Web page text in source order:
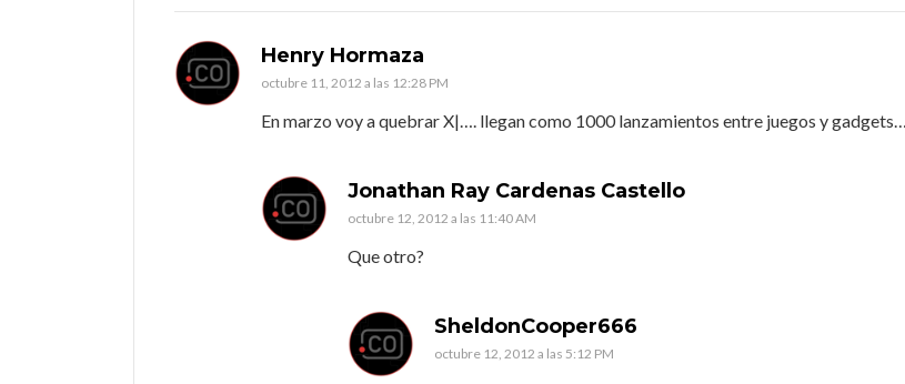
Henry Hormaza
octubre 11, 2012 a las 12:28 PM
En marzo voy a quebrar X|…. llegan como 1000 lanzamientos entre juegos y gadgets…
Jonathan Ray Cardenas Castello
octubre 12, 2012 a las 11:40 AM
Que otro?
SheldonCooper666
octubre 12, 2012 a las 5:12 PM